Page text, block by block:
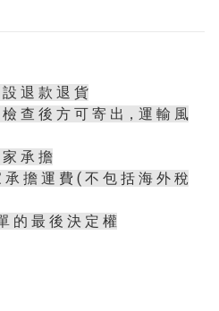
退 款 退 貨
查 後 方 可 寄 出，運 輸 風
承 擔
擔 運 費 ( 不 包 括 海 外 稅
的 最 後 決 定 權